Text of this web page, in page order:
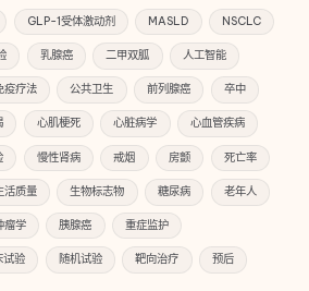
GLP-1受体激动剂 MASLD NSCLC
乳腺癌 二甲双胍 人工智能
疫疗法 公共卫生 前列腺癌 卒中
心肌梗死 心脏病学 心血管疾病
慢性肾病 戒烟 房颤 死亡率
活质量 生物标志物 糖尿病 老年人
瘤学 胰腺癌 重症监护
试验 随机试验 靶向治疗 预后